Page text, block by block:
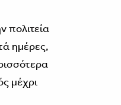
πολιτεία
ημέρες,
μέχρι